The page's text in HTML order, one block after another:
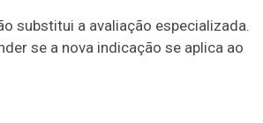
substitui a avaliação especializada.
se a nova indicação se aplica ao